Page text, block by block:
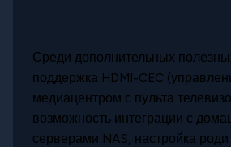
Среди дополнительных
поддержка HDMI-CEC
медиацентром с пульта
возможность интеграции с
серверами NAS, настройка